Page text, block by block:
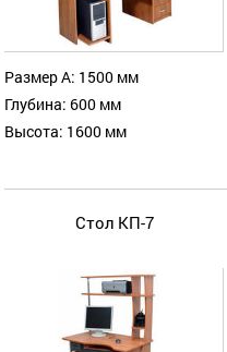
Размер А: 1500 мм
Глубина: 600 мм
Высота: 1600 мм
Стол КП-7